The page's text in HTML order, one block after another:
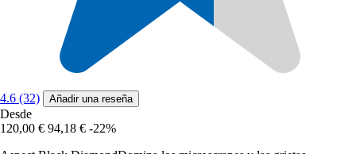
4.6 (32) Añadir una reseña
Desde
120,00 € 94,18 € -22%